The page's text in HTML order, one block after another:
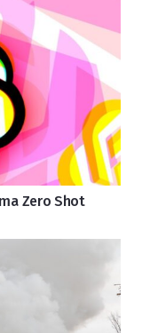
Zero Shot